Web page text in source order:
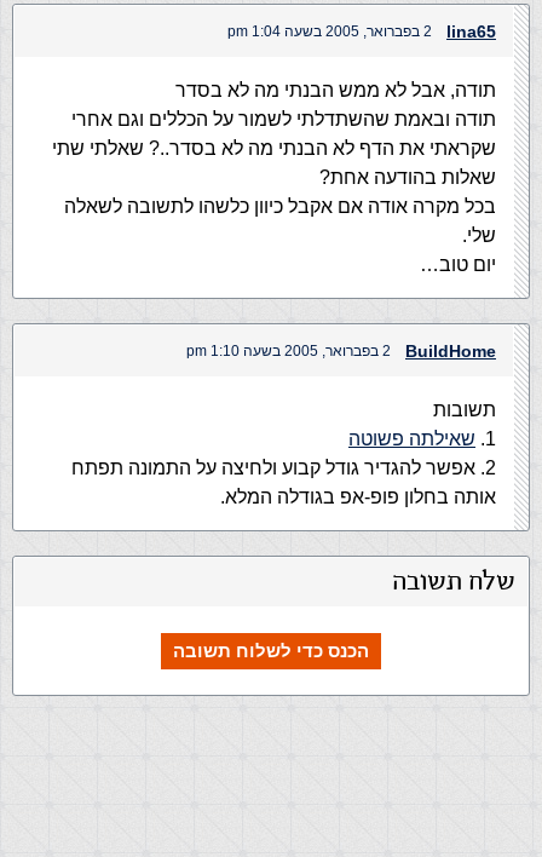
lina65 2 בפברואר, 2005 בשעה 1:04 pm
תודה, אבל לא ממש הבנתי מה לא בסדר
תודה ובאמת שהשתדלתי לשמור על הכללים וגם אחרי
שקראתי את הדף לא הבנתי מה לא בסדר..? שאלתי שתי
שאלות בהודעה אחת?
בכל מקרה אודה אם אקבל כיוון כלשהו לתשובה לשאלה
שלי.
יום טוב…
BuildHome 2 בפברואר, 2005 בשעה 1:10 pm
תשובות
1. שאילתה פשוטה
2. אפשר להגדיר גודל קבוע ולחיצה על התמונה תפתח
אותה בחלון פופ-אפ בגודלה המלא.
שלח תשובה
הכנס כדי לשלוח תשובה